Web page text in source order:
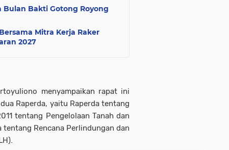
Bulan Bakti Gotong Royong
Mitra Kerja Raker
2027
menyampaikan rapat ini
Raperda, yaitu Raperda tentang
tentang Pengelolaan Tanah dan
tentang Rencana Perlindungan dan